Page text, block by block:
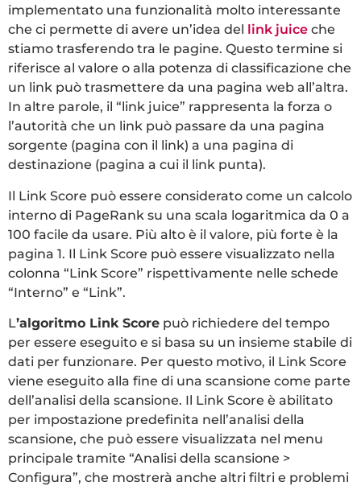
implementato una funzionalità molto interessante
che ci permette di avere un’idea del link juice che
stiamo trasferendo tra le pagine. Questo termine si
riferisce al valore o alla potenza di classificazione che
un link può trasmettere da una pagina web all’altra.
In altre parole, il “link juice” rappresenta la forza o
l’autorità che un link può passare da una pagina
sorgente (pagina con il link) a una pagina di
destinazione (pagina a cui il link punta).
Il Link Score può essere considerato come un calcolo
interno di PageRank su una scala logaritmica da 0 a
100 facile da usare. Più alto è il valore, più forte è la
pagina 1. Il Link Score può essere visualizzato nella
colonna “Link Score” rispettivamente nelle schede
“Interno” e “Link”.
L’algoritmo Link Score può richiedere del tempo
per essere eseguito e si basa su un insieme stabile di
dati per funzionare. Per questo motivo, il Link Score
viene eseguito alla fine di una scansione come parte
dell’analisi della scansione. Il Link Score è abilitato
per impostazione predefinita nell’analisi della
scansione, che può essere visualizzata nel menu
principale tramite “Analisi della scansione >
Configura”, che mostrerà anche altri filtri e problemi